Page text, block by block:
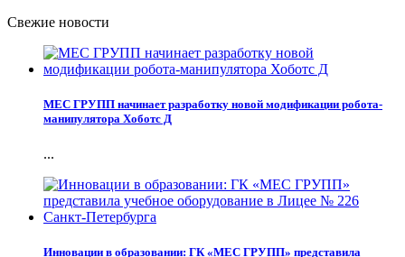
Свежие новости
МЕС ГРУПП начинает разработку новой модификации робота-
манипулятора Хоботс Д
...
Инновации в образовании: ГК «МЕС ГРУПП» представила